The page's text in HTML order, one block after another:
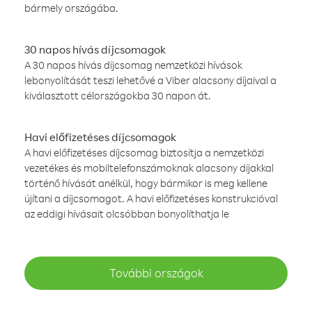
bármely országába.
30 napos hívás díjcsomagok
A 30 napos hívás díjcsomag nemzetközi hívások
lebonyolítását teszi lehetővé a Viber alacsony díjaival a
kiválasztott célországokba 30 napon át.
Havi előfizetéses díjcsomagok
A havi előfizetéses díjcsomag biztosítja a nemzetközi
vezetékes és mobiltelefonszámoknak alacsony díjakkal
történő hívását anélkül, hogy bármikor is meg kellene
újítani a díjcsomagot. A havi előfizetéses konstrukcióval
az eddigi hívásait olcsóbban bonyolíthatja le
További országok